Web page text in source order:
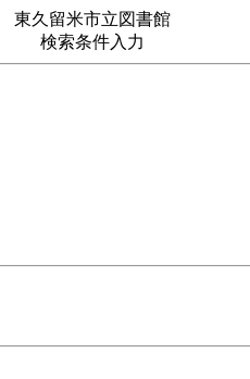
東久留米市立図書館
検索条件入力